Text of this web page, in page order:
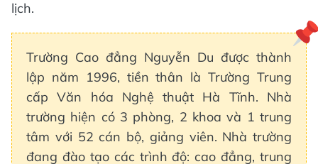
lịch.
Trường Cao đẳng Nguyễn Du được thành
lập năm 1996, tiền thân là Trường Trung
cấp Văn hóa Nghệ thuật Hà Tĩnh. Nhà
trường hiện có 3 phòng, 2 khoa và 1 trung
tâm với 52 cán bộ, giảng viên. Nhà trường
đang đào tạo các trình độ: cao đẳng, trung